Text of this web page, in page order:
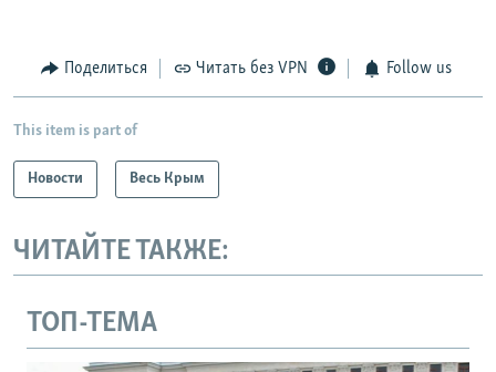
Поделиться Читать без VPN Follow us
This item is part of
Новости Весь Крым
ЧИТАЙТЕ ТАКЖЕ:
ТОП-ТЕМА